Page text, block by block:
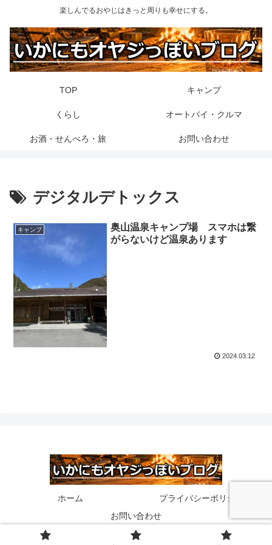
楽しんでるおやじはきっと周りも幸せにする。
TOP キャンプ
くらし オートバイ・クルマ
お酒・せんべろ・旅 お問い合わせ
デジタルデトックス
キャンプ
奥山温泉キャンプ場 スマホは繋
がらないけど温泉あります
2024.03.12
ホーム
プライバシーポリシー
お問い合わせ
© 2020 いかにもオヤジっぽいブログ.